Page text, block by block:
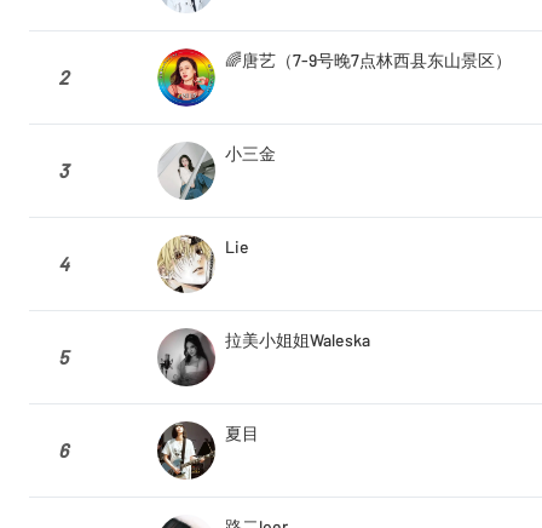
2
🌈唐艺（7-9号晚7点林西县东山景区）
3
小三金
4
Lie
5
拉美小姐姐Waleska
6
夏目